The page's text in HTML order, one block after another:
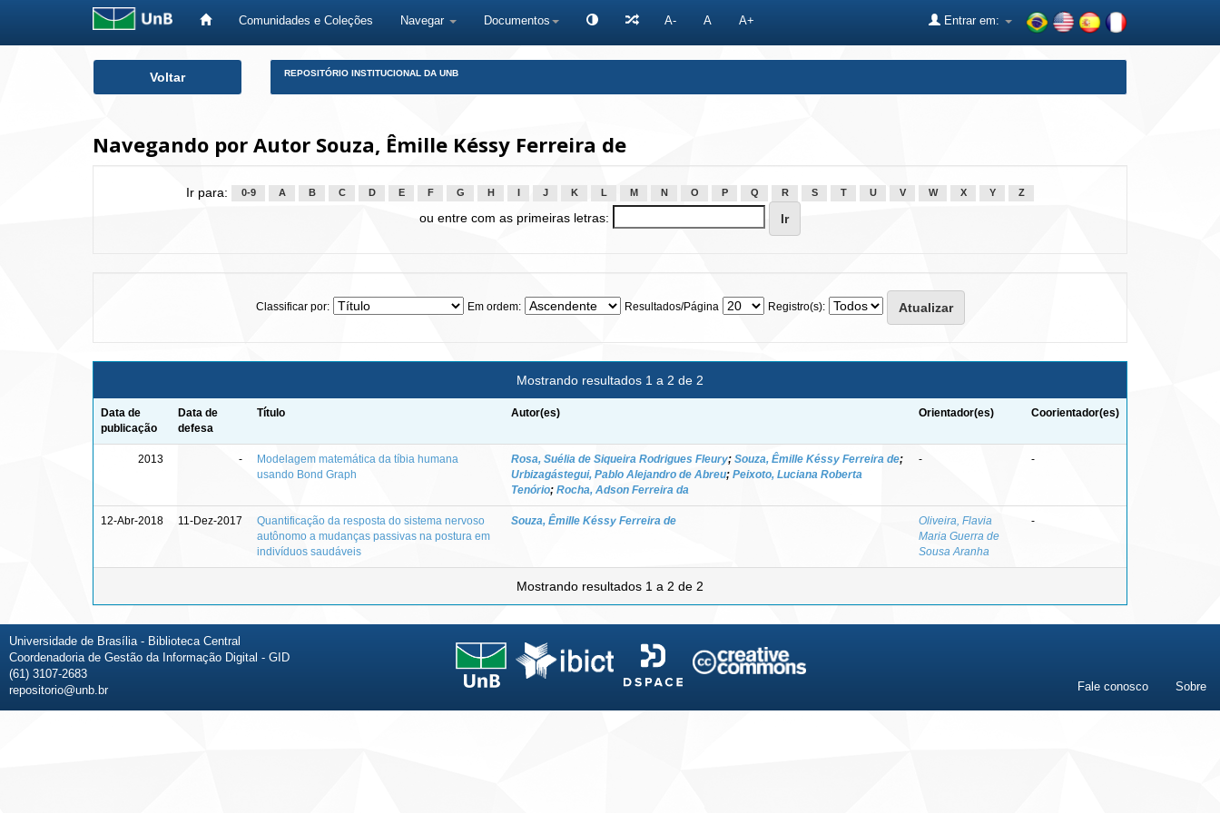
Comunidades e Coleções Navegar Documentos A- A A+ Entrar em:
Voltar REPOSITÓRIO INSTITUCIONAL DA UNB
Navegando por Autor Souza, Êmille Késsy Ferreira de
Ir para: 0-9 A B C D E F G H J K L M N O P Q R S T U V W X Y Z
ou entre com as primeiras letras:
Classificar por: Em ordem: Resultados/Página Registro(s):
Mostrando resultados 1 a 2 de 2
Data de
publicação
Data de
defesa
Título Autor(es) Orientador(es) Coorientador(es)
2013 -
Modelagem matemática da tíbia humana
usando Bond Graph
Rosa, Suélia de Siqueira Rodrigues Fleury; Souza, Êmille Késsy Ferreira de;
Urbizagástegui, Pablo Alejandro de Abreu; Peixoto, Luciana Roberta
Tenório; Rocha, Adson Ferreira da
- -
12-Abr-2018 11-Dez-2017
Quantificação da resposta do sistema nervoso
autônomo a mudanças passivas na postura em
indivíduos saudáveis
Souza, Êmille Késsy Ferreira de
Oliveira, Flavia
Maria Guerra de
Sousa Aranha
-
Mostrando resultados 1 a 2 de 2
Universidade de Brasília - Biblioteca Central
Coordenadoria de Gestão da Informação Digital - GID
(61) 3107-2683
repositorio@unb.br
Fale conosco Sobre